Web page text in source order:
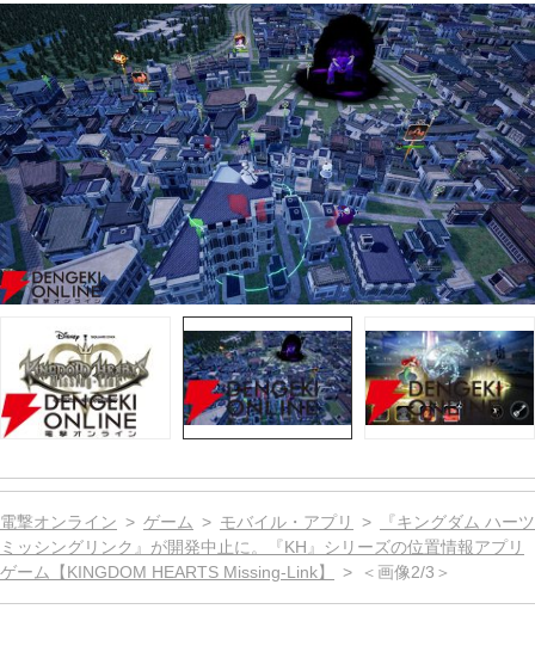
電撃オンライン ゲーム モバイル・アプリ
『キングダム ハーツ
ミッシングリンク』が開発中止に。『KH』シリーズの位置情報アプリ
ゲーム【KINGDOM HEARTS Missing-Link】
＜画像2/3＞